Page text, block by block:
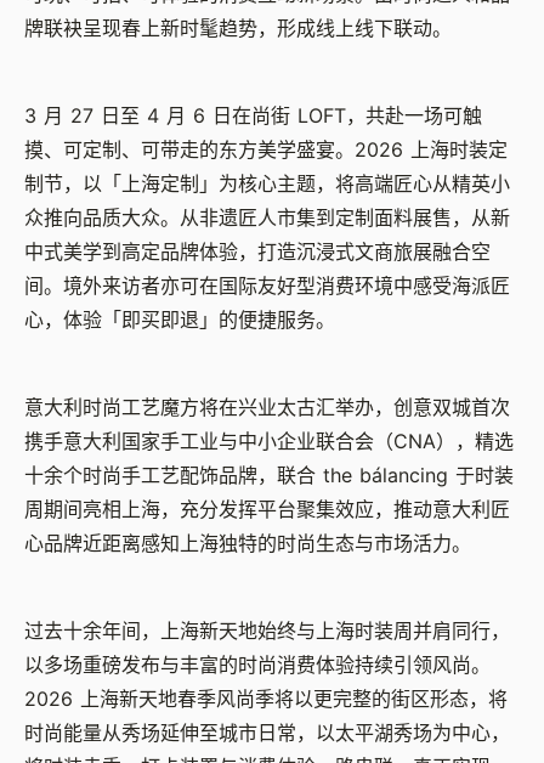
牌联袂呈现春上新时髦趋势，形成线上线下联动。
3 月 27 日至 4 月 6 日在尚街 LOFT，共赴一场可触
摸、可定制、可带走的东方美学盛宴。 2026 上海时装定
制节，以「上海定制」为核心主题，将高端匠心从精英小
众推向品质大众。从非遗匠人市集到定制面料展售，从新
中式美学到高定品牌体验，打造沉浸式文商旅展融合空
间。境外来访者亦可在国际友好型消费环境中感受海派匠
心，体验「即买即退」的便捷服务。
意大利时尚工艺魔方将在兴业太古汇举办，创意双城首次
携手意大利国家手工业与中小企业联合会（CNA），精选
十余个时尚手工艺配饰品牌，联合 the bálancing 于时装
周期间亮相上海，充分发挥平台聚集效应，推动意大利匠
心品牌近距离感知上海独特的时尚生态与市场活力。
过去十余年间，上海新天地始终与上海时装周并肩同行，
以多场重磅发布与丰富的时尚消费体验持续引领风尚。
2026 上海新天地春季风尚季将以更完整的街区形态，将
时尚能量从秀场延伸至城市日常，以太平湖秀场为中心，